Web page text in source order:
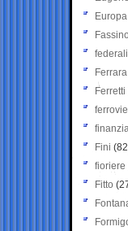
Europa
Fassino
Ferrara
Ferretti
ferrovie
Fini
fioriere
Fitto